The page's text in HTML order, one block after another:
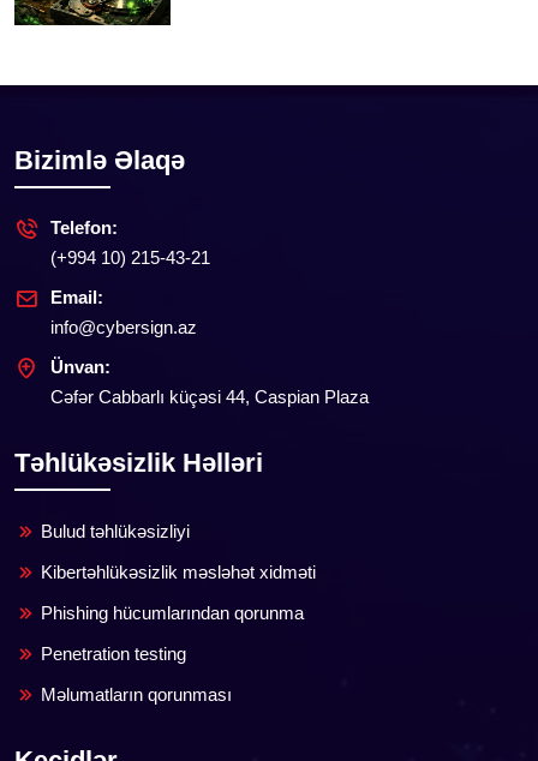
Bizimlə Əlaqə
Telefon:
(+994 10) 215-43-21
Email:
info@cybersign.az
Ünvan:
Cəfər Cabbarlı küçəsi 44, Caspian Plaza
Təhlükəsizlik Həlləri
Bulud təhlükəsizliyi
Kibertəhlükəsizlik məsləhət xidməti
Phishing hücumlarından qorunma
Penetration testing
Məlumatların qorunması